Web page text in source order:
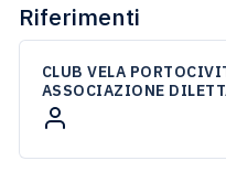
Riferimenti
CLUB VELA
ASSOCIAZIONE